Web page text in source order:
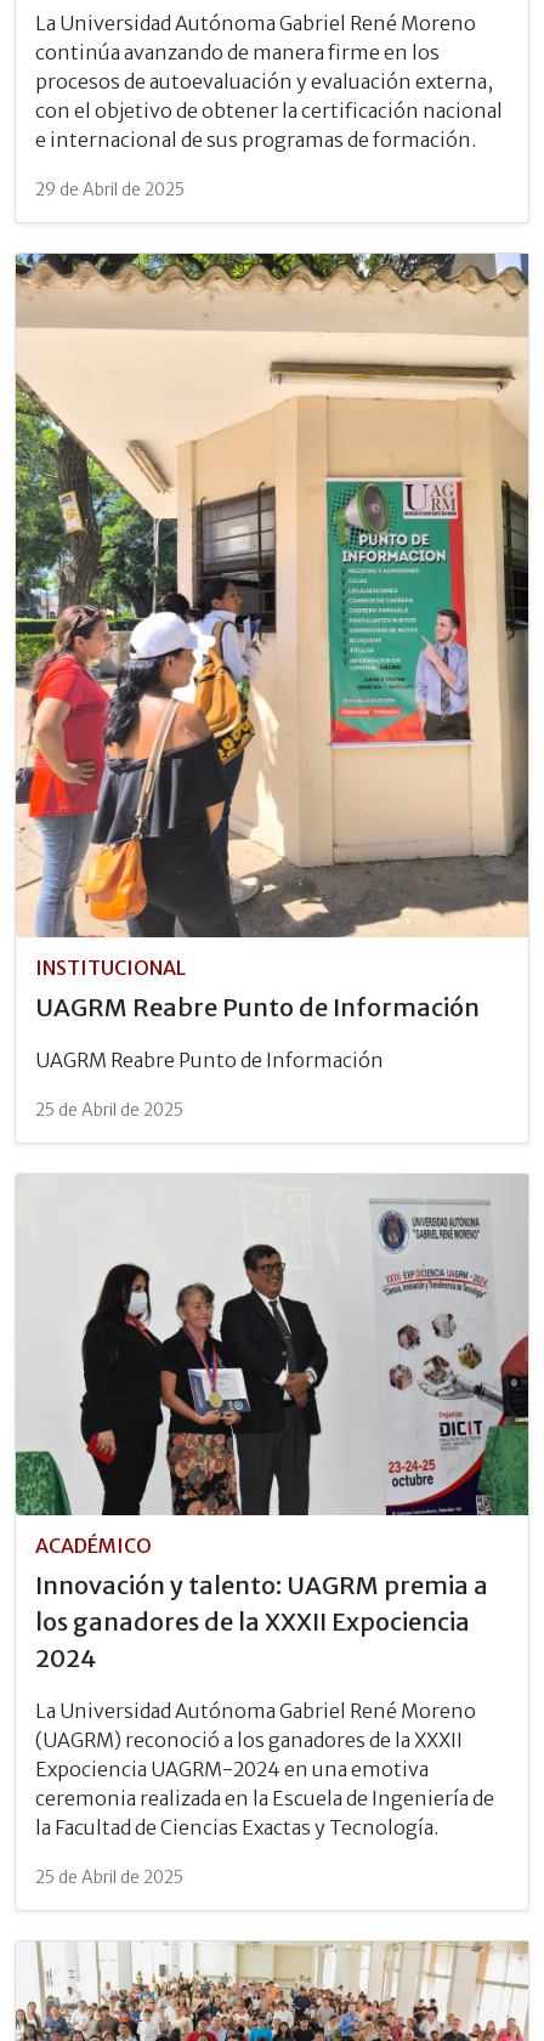
La Universidad Autónoma Gabriel René Moreno
continúa avanzando de manera firme en los
procesos de autoevaluación y evaluación externa,
con el objetivo de obtener la certificación nacional
e internacional de sus programas de formación.
29 de Abril de 2025
INSTITUCIONAL
UAGRM Reabre Punto de Información
UAGRM Reabre Punto de Información
25 de Abril de 2025
ACADÉMICO
Innovación y talento: UAGRM premia a
los ganadores de la XXXII Expociencia
2024
La Universidad Autónoma Gabriel René Moreno
(UAGRM) reconoció a los ganadores de la XXXII
Expociencia UAGRM-2024 en una emotiva
ceremonia realizada en la Escuela de Ingeniería de
la Facultad de Ciencias Exactas y Tecnología.
25 de Abril de 2025